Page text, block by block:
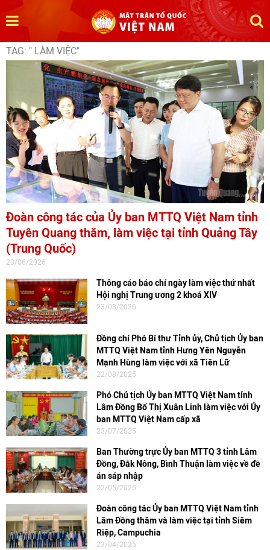
TAG: " LÀM VIỆC"
Đoàn công tác của Ủy ban MTTQ Việt Nam tỉnh
Tuyên Quang thăm, làm việc tại tỉnh Quảng Tây
(Trung Quốc)
23/06/2026
Thông cáo báo chí ngày làm việc thứ nhất
Hội nghị Trung ương 2 khoá XIV
23/03/2026
Đồng chí Phó Bí thư Tỉnh ủy, Chủ tịch Ủy ban
MTTQ Việt Nam tỉnh Hưng Yên Nguyễn
Mạnh Hùng làm việc với xã Tiên Lữ
22/08/2025
Phó Chủ tịch Ủy ban MTTQ Việt Nam tỉnh
Lâm Đồng Bố Thị Xuân Linh làm việc với Ủy
ban MTTQ Việt Nam cấp xã
23/07/2025
Ban Thường trực Ủy ban MTTQ 3 tỉnh Lâm
Đồng, Đắk Nông, Bình Thuận làm việc về đề
án sáp nhập
22/05/2025
Đoàn công tác Ủy ban MTTQ Việt Nam tỉnh
Lâm Đồng thăm và làm việc tại tỉnh Siêm
Riệp, Campuchia
23/04/2025